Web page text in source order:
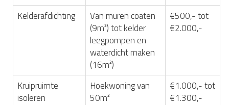
Kelderafdichting
Van muren coaten
(9m²) tot kelder
leegpompen en
waterdicht maken
(16m²)
€500,- tot
€2.000,-
Kruipruimte
isoleren
Hoekwoning van
50m²
€1.000,- tot
€1.300,-